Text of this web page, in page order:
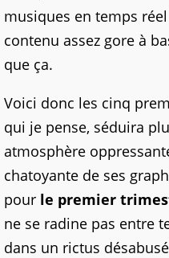
musiques en temps
contenu assez gore à
que ça.
Voici donc les cinq
qui je pense, séduira
atmosphère
chatoyante de ses
pour le premier
ne se radine pas entre
dans un rictus